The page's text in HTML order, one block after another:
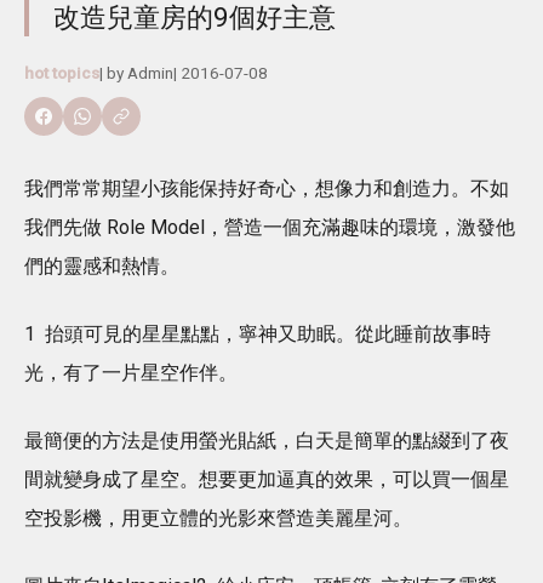
改造兒童房的9個好主意
hot topics| byAdmin| 2016-07-08
我們常常期望小孩能保持好奇心，想像力和創造力。不如
我們先做 Role Model，營造一個充滿趣味的環境，激發他
們的靈感和熱情。
1 抬頭可見的星星點點，寧神又助眠。從此睡前故事時
光，有了一片星空作伴。
最簡便的方法是使用螢光貼紙，白天是簡單的點綴到了夜
間就變身成了星空。想要更加逼真的效果，可以買一個星
空投影機，用更立體的光影來營造美麗星河。